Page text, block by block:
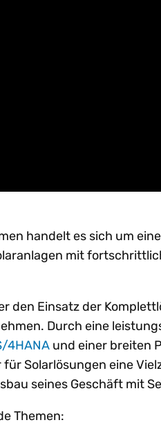
handelt es sich um
mit
den Einsatz der
Durch eine
4HANA und einer breiten
Solarlösungen eine
seines Geschäft mit
Themen: